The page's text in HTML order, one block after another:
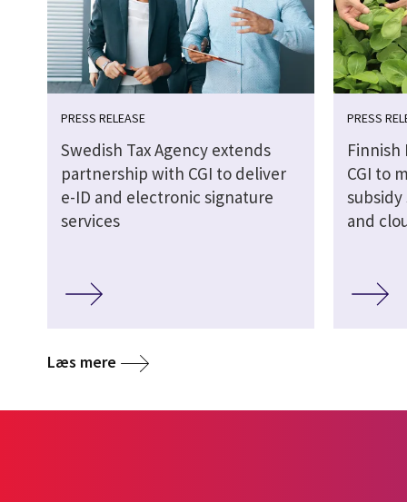
PRESS RELEASE
Swedish Tax Agency extends
partnership with CGI to deliver
e-ID and electronic signature
services
PRESS
Finnish
CGI to
and
Læs mere